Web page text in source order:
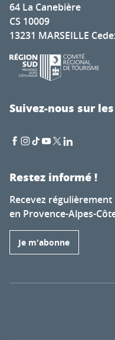
64 La Canebière
CS 10009
13231 MARSEILLE
Suivez-nous sur
Restez informé !
Recevez
en Provence-Alpes-
Je m'abonne